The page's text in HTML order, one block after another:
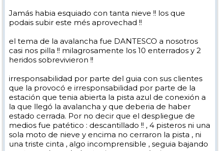
Jamás habia esquiado con tanta nieve !! los que
podais subir este més aprovechad !!
el tema de la avalancha fue DANTESCO a nosotros
casi nos pilla !! milagrosamente los 10 enterrados y 2
heridos sobrevivieron !!
irresponsabilidad por parte del guia con sus clientes
que la provocó e irresponsabilidad por parte de la
estación que tenia abierta la pista azul de conexión a
la que llegó la avalancha y que deberia de haber
estado cerrada. Por no decir que el despliegue de
medios fue patético : descantillado !! , 4 pisteros ni una
sola moto de nieve y encima no cerraron la pista , ni
una triste cinta , algo incomprensible , seguia bajando